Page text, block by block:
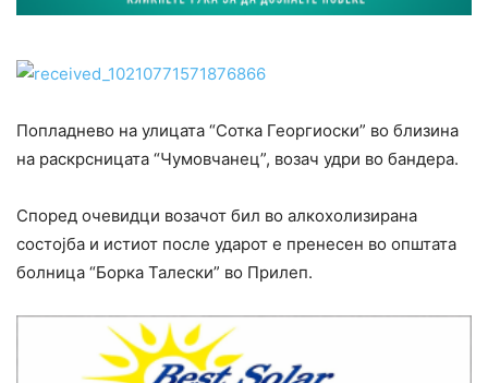
Попладнево на улицата “Сотка Георгиоски” во близина
на раскрсницата “Чумовчанец”, возач удри во бандера.
Според очевидци возачот бил во алкохолизирана
состојба и истиот после ударот е пренесен во општата
болница “Борка Талески” во Прилеп.